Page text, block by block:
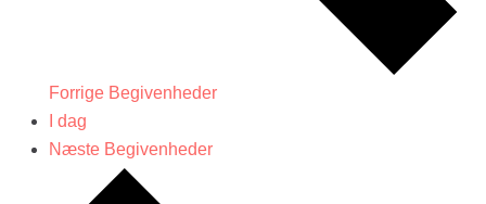
Forrige Begivenheder
I dag
Næste Begivenheder